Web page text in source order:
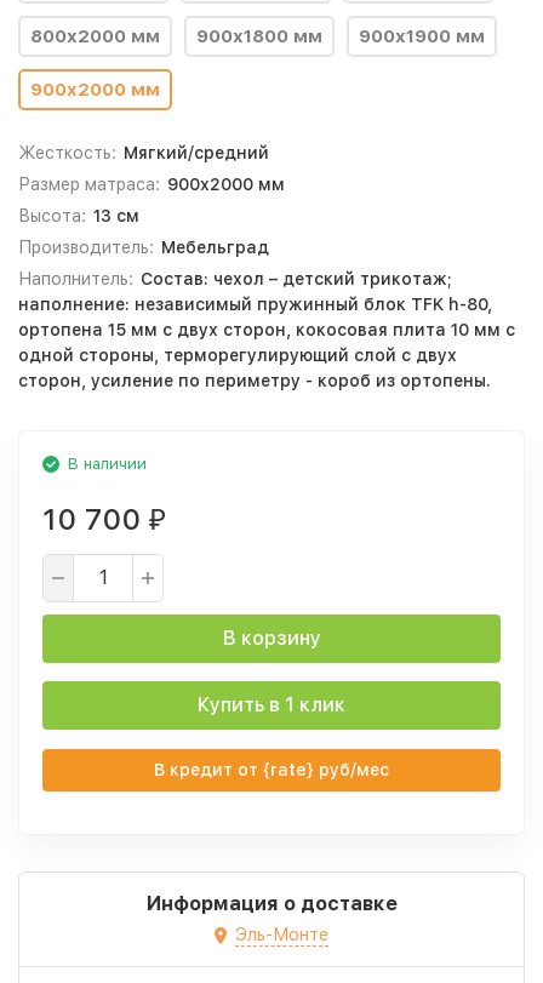
800x2000 мм 900x1800 мм 900x1900 мм
900x2000 мм
Жесткость: Мягкий/средний
Размер матраса: 900х2000 мм
Высота: 13 см
Производитель: Мебельград
Наполнитель: Состав: чехол – детский трикотаж;
наполнение: независимый пружинный блок TFK h-80,
ортопена 15 мм с двух сторон, кокосовая плита 10 мм с
одной стороны, терморегулирующий слой с двух
сторон, усиление по периметру - короб из ортопены.
В наличии
10 700 ₽
В корзину
Купить в 1 клик
В кредит от {rate} руб/мес
Информация о доставке
Эль-Монте